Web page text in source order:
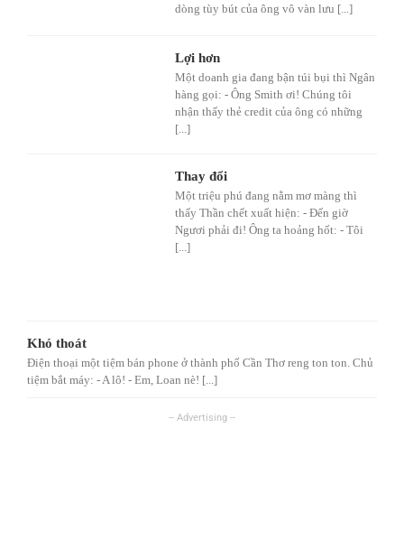
dòng tùy bút của ông vô vàn lưu [...]
Lợi hơn
Một doanh gia đang bận túi bụi thì Ngân
hàng gọi: - Ông Smith ơi! Chúng tôi
nhận thấy thẻ credit của ông có những
[...]
Thay đổi
Một triệu phú đang nằm mơ màng thì
thấy Thần chết xuất hiện: - Đến giờ
Ngươi phải đi! Ông ta hoảng hốt: - Tôi
[...]
Khó thoát
Điện thoại một tiệm bán phone ở thành phố Cần Thơ reng ton ton. Chủ
tiệm bắt máy: - A lô! - Em, Loan nè! [...]